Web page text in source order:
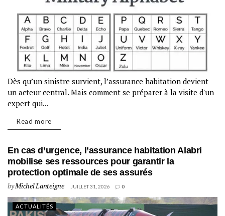
Dès qu’un sinistre survient, l’assurance habitation devient
un acteur central. Mais comment se préparer à la visite d'un
expert qui...
Read more
En cas d’urgence, l’assurance habitation Alabri
mobilise ses ressources pour garantir la
protection optimale de ses assurés
byMichel Lanteigne JUILLET 31, 2026 0
ACTUALITÉS